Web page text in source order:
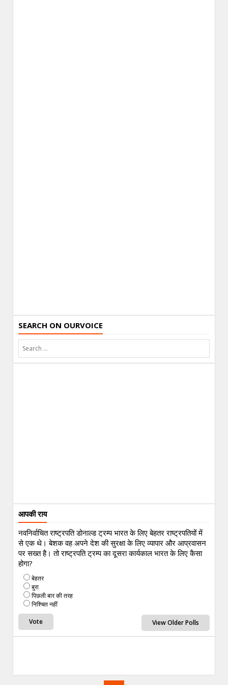
SEARCH ON OURVOICE
आपकी राय
नवनिर्वाचित राष्ट्रपति डोनाल्ड ट्रम्प भारत के लिए बेहतर राष्ट्रपतियों में
से एक थे। बेशक वह अपने देश की सुरक्षा के लिए व्यापार और आप्रवासन
पर सख्त है। तो राष्ट्रपति ट्रम्प का दूसरा कार्यकाल भारत के लिए कैसा
होगा?
बेहतर
बुरा
पिछली बार की तरह
निश्चित नहीं
View Older Polls